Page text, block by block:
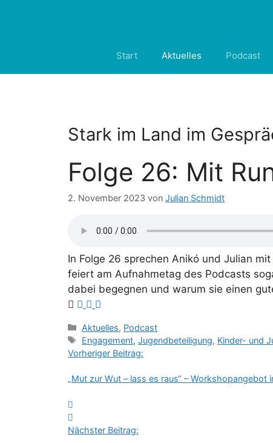
Start Aktuelles Podcast
Stark im Land im
Folge 26: Mit
2. November 2023 von Julian Schmidt
In Folge 26 sprechen Anikó und Julian mit
feiert am Aufnahmetag des Podcasts
dabei begegnen und warum sie einen
Kategorien
Aktuelles, Podcast
Schlagwörter
Engagement,Jugendbeteiligung, Kinder- und
Vorheriger Beitrag:
„Mut zur Wut – lass es raus“ – Workshopangebot
Nächster Beitrag: